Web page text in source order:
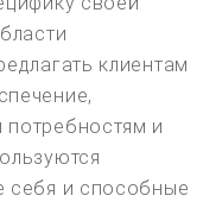
клиентам
и
себя и способные